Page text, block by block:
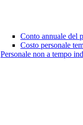
Conto annuale del
Costo personale
Personale non a tempo